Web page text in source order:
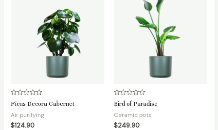
Rated
0
out
of
5
Ficus Decora Cabernet
Air purifying
$124.90
Rated
0
out
of
5
Bird of Paradise
Ceramic pots
$249.90